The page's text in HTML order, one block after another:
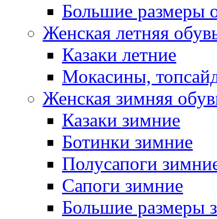
Большие размеры
Женская летняя
Казаки летние
Мокасины,
Женская зимняя
Казаки зимние
Ботинки зимние
Полусапоги
Сапоги зимние
Большие размеры